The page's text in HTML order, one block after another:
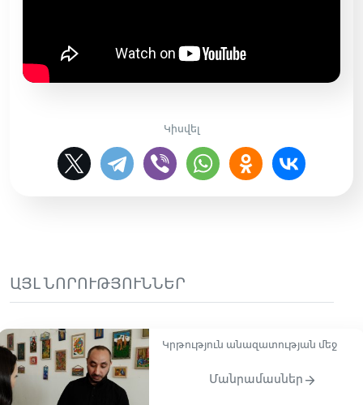
Կիսվել
ԱՅԼ ՆՈՐՈՒԹՅՈՒՆՆԵՐ
Կրթություն անազատության մեջ
Մանրամասներ